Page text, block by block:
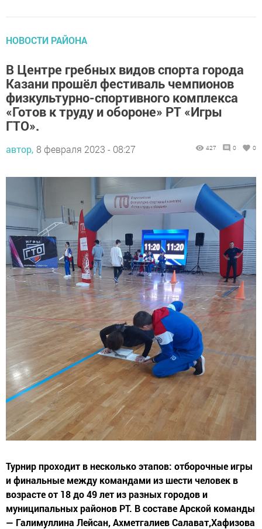
НОВОСТИ РАЙОНА
В Центре гребных видов спорта города
Казани прошёл фестиваль чемпионов
физкультурно-спортивного комплекса
«Готов к труду и обороне» РТ «Игры
ГТО».
автор, 8 февраля 2023 - 08:27 427 0 0
Турнир проходит в несколько этапов: отборочные игры
и финальные между командами из шести человек в
возрасте от 18 до 49 лет из разных городов и
муниципальных районов РТ. В составе Арской команды
— Галимуллина Лейсан, Ахметгалиев Салават,Хафизова